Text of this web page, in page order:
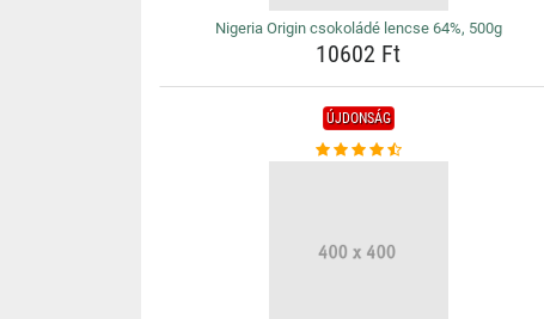
Nigeria Origin csokoládé lencse 64%, 500g
10602 Ft
ÚJDONSÁG